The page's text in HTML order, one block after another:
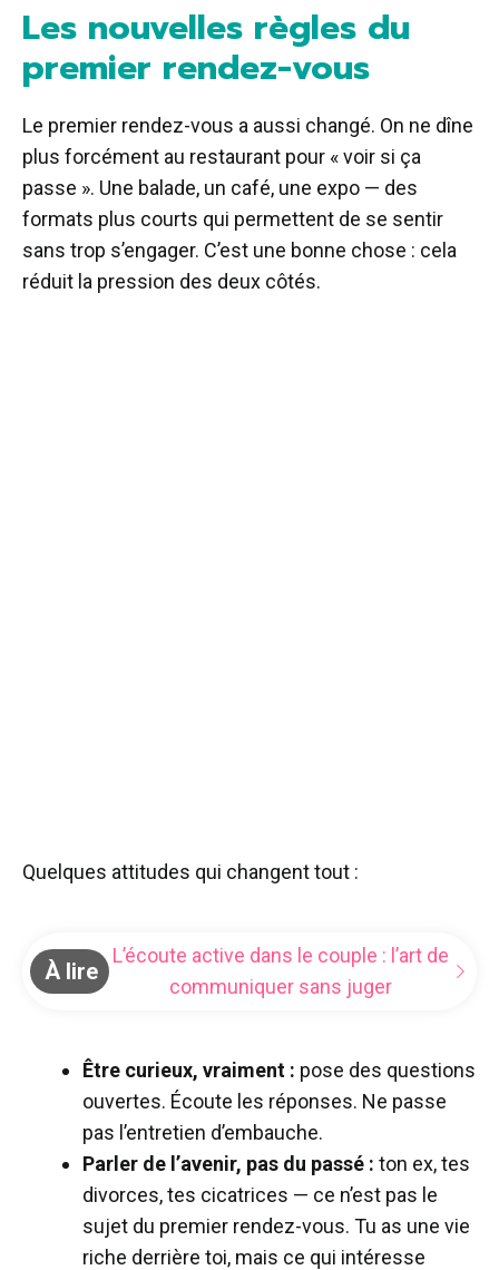
Les nouvelles règles du
premier rendez-vous
Le premier rendez-vous a aussi changé. On ne dîne
plus forcément au restaurant pour « voir si ça
passe ». Une balade, un café, une expo — des
formats plus courts qui permettent de se sentir
sans trop s’engager. C’est une bonne chose : cela
réduit la pression des deux côtés.
Quelques attitudes qui changent tout :
À lire
L’écoute active dans le couple : l’art de
communiquer sans juger
Être curieux, vraiment : pose des questions
ouvertes. Écoute les réponses. Ne passe
pas l’entretien d’embauche.
Parler de l’avenir, pas du passé : ton ex, tes
divorces, tes cicatrices — ce n’est pas le
sujet du premier rendez-vous. Tu as une vie
riche derrière toi, mais ce qui intéresse